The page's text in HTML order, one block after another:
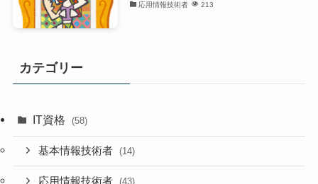
応用情報技術者 213
カテゴリー
IT資格 (58)
基本情報技術者 (14)
応用情報技術者 (43)